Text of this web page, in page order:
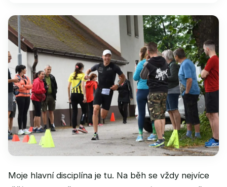
Moje hlavní disciplína je tu. Na běh se vždy nejvíce